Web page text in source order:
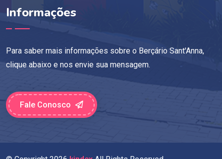
Informações
Para saber mais informações sobre o Berçário Sant'Anna,
clique abaixo e nos envie sua mensagem.
Fale Conosco